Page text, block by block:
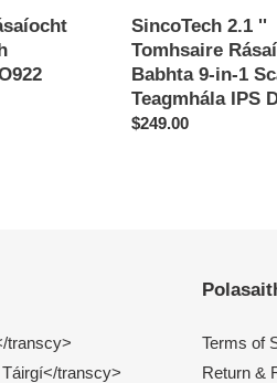
Teagmhála
IPS
DO912-
S
SincoTech 2.1 ''
Tomhsaire
Babhta 9-in-1
Teagmhála IPS
Regular
$249.00
transcy>
transcy>
Terms of
Return &